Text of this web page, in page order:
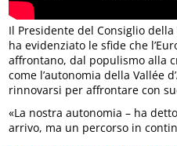
Il Presidente del Consiglio della
ha evidenziato le sfide che
affrontano, dal populismo alla
come l’autonomia della Vallée
rinnovarsi per affrontare con
«La nostra autonomia – ha
arrivo, ma un percorso in